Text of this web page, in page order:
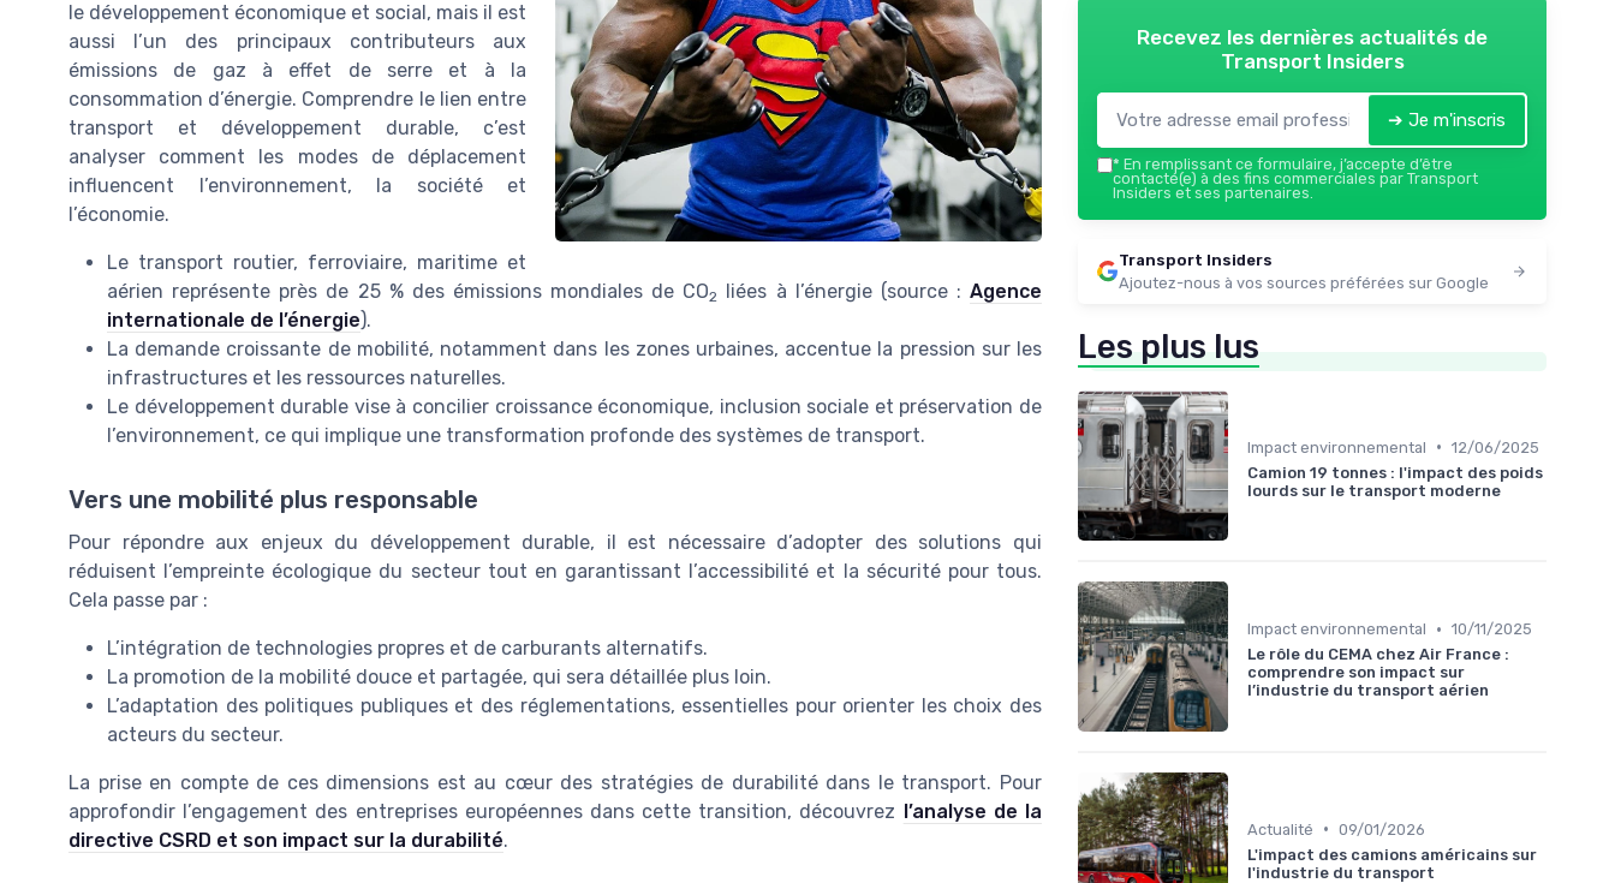
le développement économique et social, mais il est
aussi l’un des principaux contributeurs aux
émissions de gaz à effet de serre et à la
consommation d’énergie. Comprendre le lien entre
transport et développement durable, c’est
analyser comment les modes de déplacement
influencent l’environnement, la société et
l’économie.
Le transport routier, ferroviaire, maritime et
aérien représente près de 25 % des émissions mondiales de CO2 liées à l’énergie (source : Agence
internationale de l’énergie).
La demande croissante de mobilité, notamment dans les zones urbaines, accentue la pression sur les
infrastructures et les ressources naturelles.
Le développement durable vise à concilier croissance économique, inclusion sociale et préservation de
l’environnement, ce qui implique une transformation profonde des systèmes de transport.
Vers une mobilité plus responsable
Pour répondre aux enjeux du développement durable, il est nécessaire d’adopter des solutions qui
réduisent l’empreinte écologique du secteur tout en garantissant l’accessibilité et la sécurité pour tous.
Cela passe par :
L’intégration de technologies propres et de carburants alternatifs.
La promotion de la mobilité douce et partagée, qui sera détaillée plus loin.
L’adaptation des politiques publiques et des réglementations, essentielles pour orienter les choix des
acteurs du secteur.
La prise en compte de ces dimensions est au cœur des stratégies de durabilité dans le transport. Pour
approfondir l’engagement des entreprises européennes dans cette transition, découvrez
l’analyse de la
directive CSRD et son impact sur la durabilité.
Recevez les dernières actualités de
Transport Insiders
➔ Je m'inscris
* En remplissant ce formulaire, j’accepte d’être
contacté(e) à des fins commerciales par Transport
Insiders et ses partenaires.
Transport Insiders
Ajoutez-nous à vos sources préférées sur Google
Les plus lus
Impact environnemental • 12/06/2025
Camion 19 tonnes : l'impact des poids
lourds sur le transport moderne
Impact environnemental • 10/11/2025
Le rôle du CEMA chez Air France :
comprendre son impact sur
l’industrie du transport aérien
Actualité • 09/01/2026
L'impact des camions américains sur
l'industrie du transport